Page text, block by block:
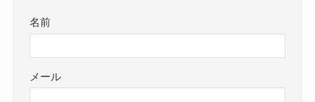
名前
メール